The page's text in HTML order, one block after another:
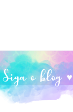
Siga o blog ♥